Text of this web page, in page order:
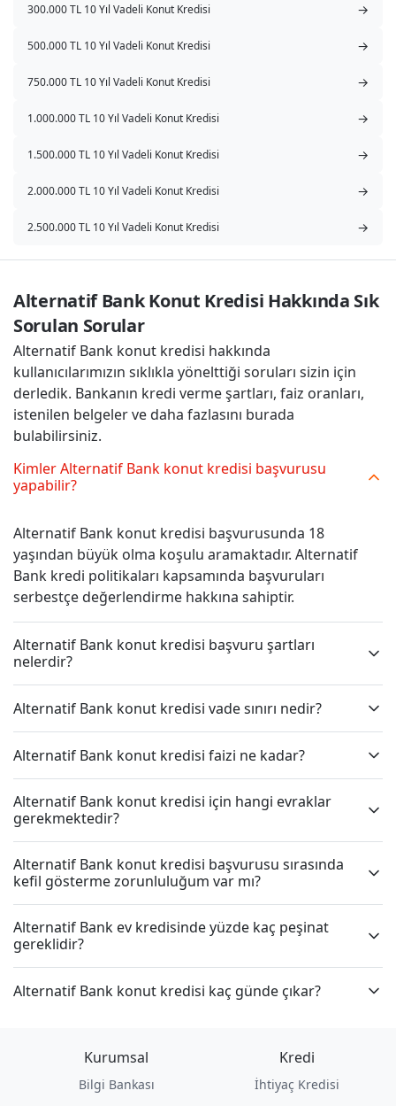
300.000 TL 10 Yıl Vadeli Konut Kredisi →
500.000 TL 10 Yıl Vadeli Konut Kredisi →
750.000 TL 10 Yıl Vadeli Konut Kredisi →
1.000.000 TL 10 Yıl Vadeli Konut Kredisi →
1.500.000 TL 10 Yıl Vadeli Konut Kredisi →
2.000.000 TL 10 Yıl Vadeli Konut Kredisi →
2.500.000 TL 10 Yıl Vadeli Konut Kredisi →
Alternatif Bank Konut Kredisi Hakkında Sık
Sorulan Sorular
Alternatif Bank konut kredisi hakkında
kullanıcılarımızın sıklıkla yönelttiği soruları sizin için
derledik. Bankanın kredi verme şartları, faiz oranları,
istenilen belgeler ve daha fazlasını burada
bulabilirsiniz.
Kimler Alternatif Bank konut kredisi başvurusu
yapabilir?
Alternatif Bank konut kredisi başvurusunda 18
yaşından büyük olma koşulu aramaktadır. Alternatif
Bank kredi politikaları kapsamında başvuruları
serbestçe değerlendirme hakkına sahiptir.
Alternatif Bank konut kredisi başvuru şartları
nelerdir?
Alternatif Bank konut kredisi vade sınırı nedir?
Alternatif Bank konut kredisi faizi ne kadar?
Alternatif Bank konut kredisi için hangi evraklar
gerekmektedir?
Alternatif Bank konut kredisi başvurusu sırasında
kefil gösterme zorunluluğum var mı?
Alternatif Bank ev kredisinde yüzde kaç peşinat
gereklidir?
Alternatif Bank konut kredisi kaç günde çıkar?
Kurumsal
Bilgi Bankası
Kredi
İhtiyaç Kredisi